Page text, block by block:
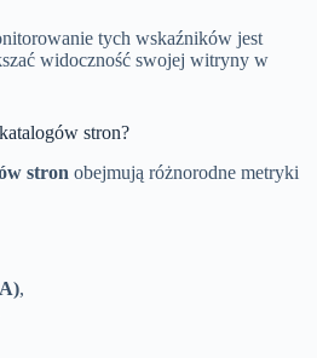
tych wskaźników jest
widoczność swojej witryny w
stron?
stron obejmują różnorodne metryki
,